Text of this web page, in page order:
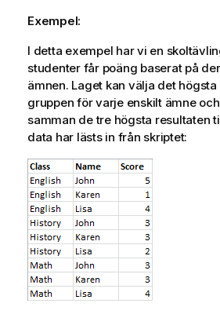
n
o
m
v
a
r
n
i
n
Exempel:
I detta exempel har vi en
studenter får poäng baserat på
ämnen. Laget kan välja det
gruppen för varje enskilt ämne
samman de tre högsta resultaten
data har lästs in från skriptet: